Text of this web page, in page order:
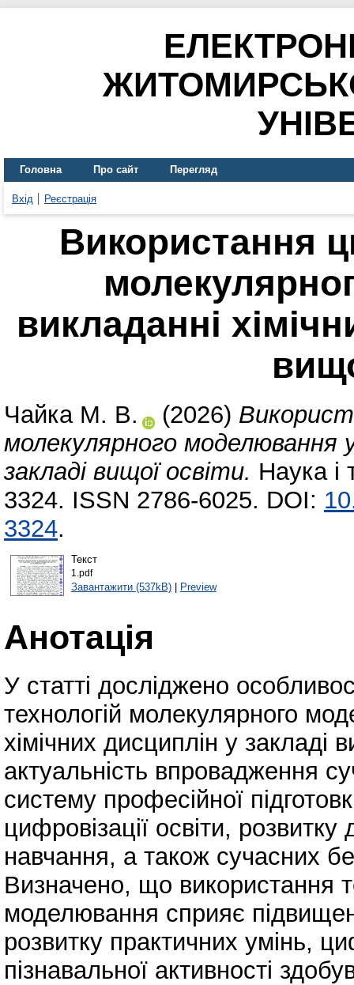
Головна Про сайт Перегляд
Вхід Реєстрація
Використання
викладанні
Чайка М. В. (2026)
молекулярного моделювання у
закладі вищої освіти. Наука і
3324. ISSN 2786-6025. DOI:
3324.
Текст
1.pdf
Завантажити (537kB)| Preview
Анотація
У статті досліджено
технологій молекулярного
хімічних дисциплін у закладі
актуальність впровадження
систему професійної
цифровізації освіти,
навчання, а також сучасних
Визначено, що використання
моделювання сприяє
розвитку практичних умінь,
пізнавальної активності